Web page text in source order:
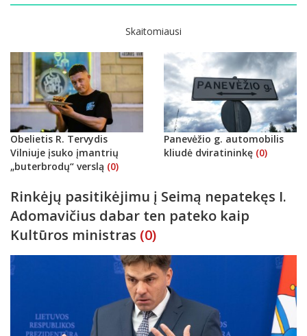
Skaitomiausi
Obelietis R. Tervydis
Vilniuje įsuko įmantrių
„buterbrodų“ verslą (0)
Panevėžio g. automobilis
kliudė dviratininkę (0)
Rinkėjų pasitikėjimu į Seimą nepatekęs I.
Adomavičius dabar ten pateko kaip
Kultūros ministras (0)